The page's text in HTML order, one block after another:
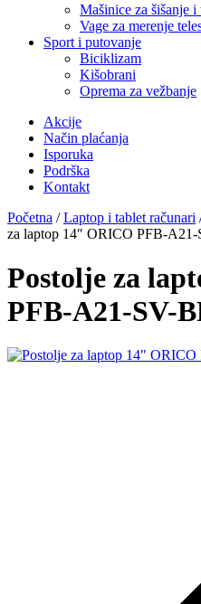
Mašinice za šišanje i
Vage za merenje
Sport i putovanje
Biciklizam
Kišobrani
Oprema za vežbanje
Akcije
Način plaćanja
Isporuka
Podrška
Kontakt
Početna /Laptop i tablet računari
za laptop 14″ ORICO PFB-A21-
Postolje za
PFB-A21-SV-